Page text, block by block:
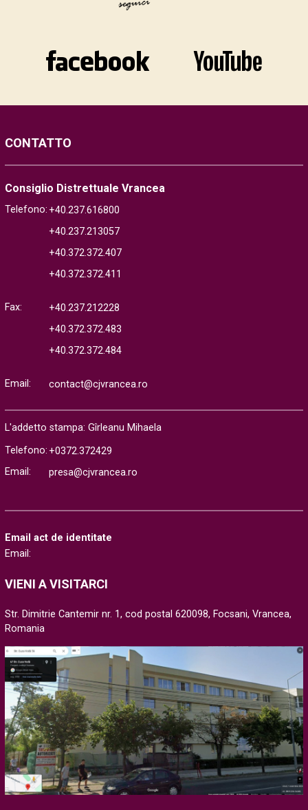
CONTATTO
Consiglio Distrettuale Vrancea
Telefono: +40.237.616800
+40.237.213057
+40.372.372.407
+40.372.372.411
Fax:
+40.237.212228
+40.372.372.483
+40.372.372.484
Email: contact@cjvrancea.ro
L'addetto stampa: Gîrleanu Mihaela
Telefono: +0372.372429
Email:
presa@cjvrancea.ro
Email act de identitate
Email:
VIENI A VISITARCI
Str. Dimitrie Cantemir nr. 1, cod postal 620098, Focsani, Vrancea,
Romania